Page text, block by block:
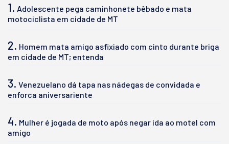
1. Adolescente pega caminhonete bêbado e mata
motociclista em cidade de MT
2. Homem mata amigo asfixiado com cinto durante briga
em cidade de MT; entenda
3. Venezuelano dá tapa nas nádegas de convidada e
enforca aniversariente
4. Mulher é jogada de moto após negar ida ao motel com
amigo